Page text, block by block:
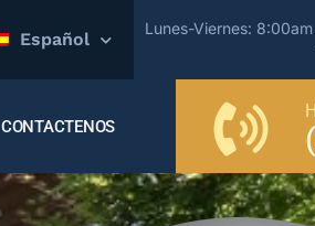
Español
Lunes-Viernes:
CONTACTENOS